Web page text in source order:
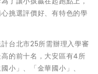
挑選評價好、有特色的學
台北市25所需辦理入學審
的前十名，大安區有4所
小」、「金華國小」、